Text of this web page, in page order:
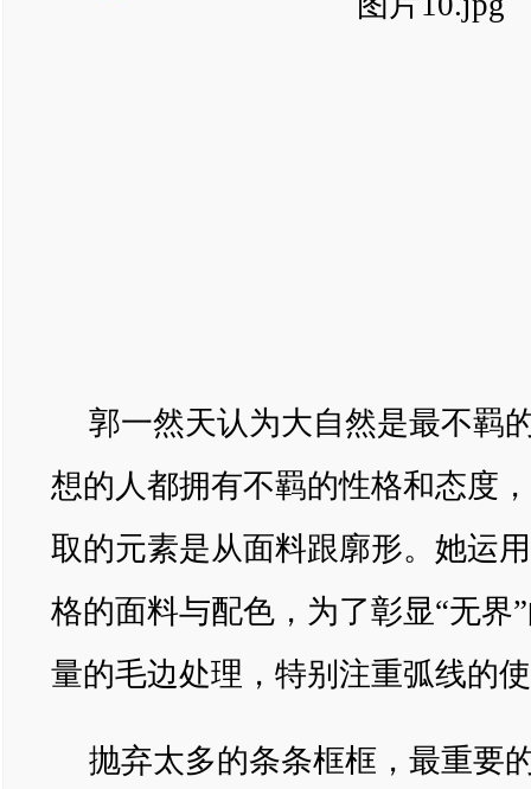
郭一然天认为大自然是最不羁
想的人都拥有不羁的性格和态度
取的元素是从面料跟廓形。她运
格的面料与配色，为了彰显“无界
量的毛边处理，特别注重弧线的
抛弃太多的条条框框，最重要